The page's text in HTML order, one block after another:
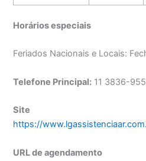
Horários especiais
Feriados Nacionais e Locais:
Telefone Principal: 11 3836-
Site
https://
URL de agendamento